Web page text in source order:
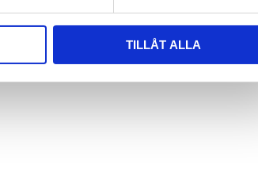
TILLÅT ALLA